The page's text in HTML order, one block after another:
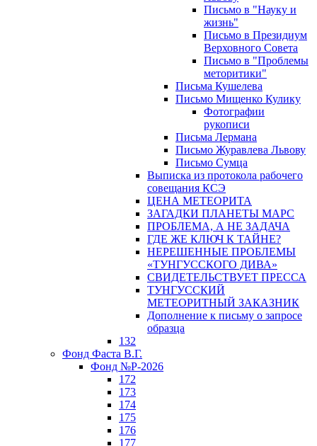
Письмо в "Науку и
жизнь"
Письмо в Президиум
Верховного Совета
Письмо в "Проблемы
меторитики"
Письма Кушелева
Письмо Мищенко Кулику
Фотографии
рукописи
Письма Лермана
Письмо Журавлева Львову
Письмо Сумца
Выписка из протокола рабочего
совещания КСЭ
ЦЕНА МЕТЕОРИТА
ЗАГАДКИ ПЛАНЕТЫ МАРС
ПРОБЛЕМА, А НЕ ЗАДАЧА
ГДЕ ЖЕ КЛЮЧ К ТАЙНЕ?
НЕРЕШЕННЫЕ ПРОБЛЕМЫ
«ТУНГУССКОГО ДИВА»
СВИДЕТЕЛЬСТВУЕТ ПРЕССА
ТУНГУССКИЙ
МЕТЕОРИТНЫЙ ЗАКАЗНИК
Дополнение к письму о запросе
образца
132
Фонд Фаста В.Г.
Фонд №Р-2026
172
173
174
175
176
177